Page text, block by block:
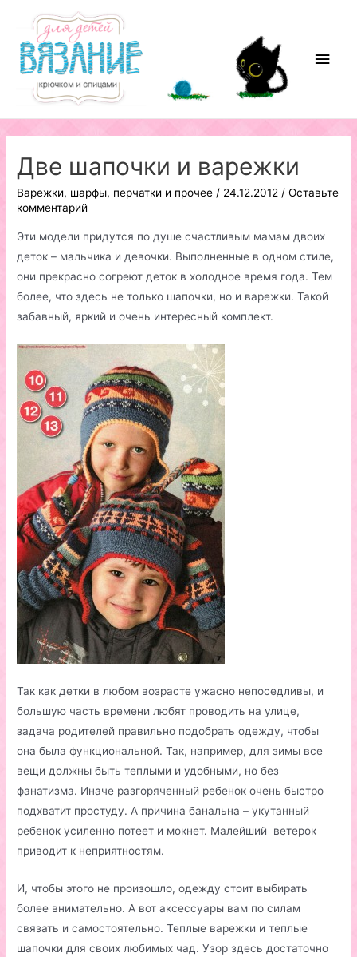
содержимому
Две шапочки и варежки
Варежки, шарфы, перчатки и прочее / 24.12.2012 /Оставьте
комментарий
Эти модели придутся по душе счастливым мамам двоих
деток – мальчика и девочки. Выполненные в одном стиле,
они прекрасно согреют деток в холодное время года. Тем
более, что здесь не только шапочки, но и варежки. Такой
забавный, яркий и очень интересный комплект.
Так как детки в любом возрасте ужасно непоседливы, и
большую часть времени любят проводить на улице,
задача родителей правильно подобрать одежду, чтобы
она была функциональной. Так, например, для зимы все
вещи должны быть теплыми и удобными, но без
фанатизма. Иначе разгоряченный ребенок очень быстро
подхватит простуду. А причина банальна – укутанный
ребенок усиленно потеет и мокнет. Малейший ветерок
приводит к неприятностям.
И, чтобы этого не произошло, одежду стоит выбирать
более внимательно. А вот аксессуары вам по силам
связать и самостоятельно. Теплые варежки и теплые
шапочки для своих любимых чад. Узор здесь достаточно